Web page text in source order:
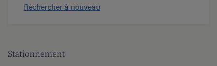
Stationnement
Rechercher à nouveau